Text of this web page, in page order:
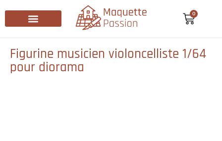
0
Figurine musicien violoncelliste 1/64
pour diorama